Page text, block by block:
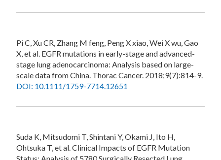
Pi C, Xu CR, Zhang M feng, Peng X xiao, Wei X wu, Gao
X, et al. EGFR mutations in early-stage and advanced-
stage lung adenocarcinoma: Analysis based on large-
scale data from China. Thorac Cancer. 2018;9(7):814-9.
DOI: 10.1111/1759-7714.12651
Suda K, Mitsudomi T, Shintani Y, Okami J, Ito H,
Ohtsuka T, et al. Clinical Impacts of EGFR Mutation